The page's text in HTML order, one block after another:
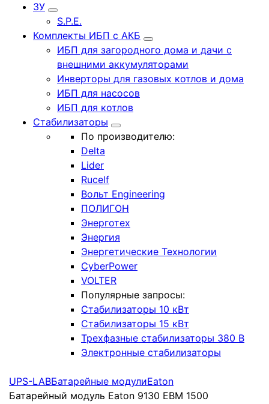
ЗУ
S.P.E.
Комплекты ИБП с АКБ
ИБП для загородного дома и дачи с
внешними аккумуляторами
Инверторы для газовых котлов и дома
ИБП для насосов
ИБП для котлов
Стабилизаторы
По производителю:
Delta
Lider
Rucelf
Вольт Engineering
ПОЛИГОН
Энерготех
Энергия
Энергетические Технологии
CyberPower
VOLTER
Популярные запросы:
Стабилизаторы 10 кВт
Стабилизаторы 15 кВт
Трехфазные стабилизаторы 380 В
Электронные стабилизаторы
UPS-LABБатарейные модулиEaton
Батарейный модуль Eaton 9130 EBM 1500